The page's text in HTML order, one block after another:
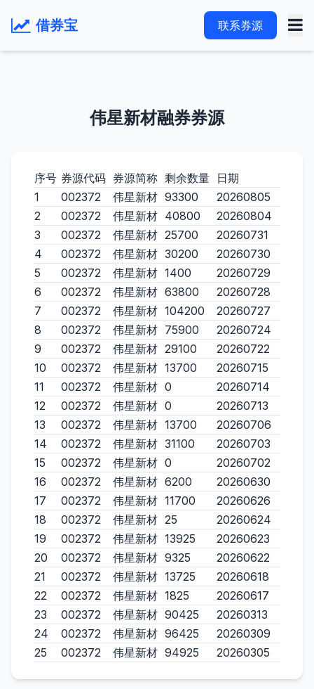
借券宝 联系券源
伟星新材融券券源
序号 券源代码 券源简称 剩余数量 日期
1
002372 伟星新材 93300
20260805
2
002372 伟星新材 40800
20260804
3
002372 伟星新材 25700
20260731
4
002372 伟星新材 30200
20260730
5
002372 伟星新材 1400
20260729
6
002372 伟星新材 63800
20260728
7
002372 伟星新材 104200
20260727
8
002372 伟星新材 75900
20260724
9
002372 伟星新材 29100
20260722
10
002372 伟星新材 13700
20260715
11
002372 伟星新材 0
20260714
12
002372 伟星新材 0
20260713
13
002372 伟星新材 13700
20260706
14
002372 伟星新材 31100
20260703
15
002372 伟星新材 0
20260702
16
002372 伟星新材 6200
20260630
17
002372 伟星新材 11700
20260626
18
002372 伟星新材 25
20260624
19
002372 伟星新材 13925
20260623
20
002372 伟星新材 9325
20260622
21
002372 伟星新材 13725
20260618
22
002372 伟星新材 1825
20260617
23
002372 伟星新材 90425
20260313
24
002372 伟星新材 96425
20260309
25
002372 伟星新材 94925 20260305